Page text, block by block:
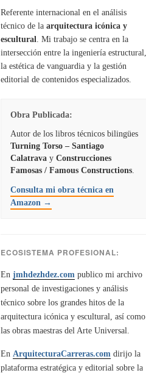
Referente internacional en el análisis
técnico de la arquitectura icónica y
escultural . Mi trabajo se centra en la
intersección entre la ingeniería estructural,
la estética de vanguardia y la gestión
editorial de contenidos especializados.
Obra Publicada:
Autor de los libros técnicos bilingües
Turning Torso – Santiago
Calatrava y Construcciones
Famosas / Famous Constructions
Consulta mi obra técnica en
Amazon →
ECOSISTEMA PROFESIONAL:
En jmhdezhdez.com publico mi archivo
personal de investigaciones y análisis
técnico sobre los grandes hitos de la
arquitectura icónica y escultural, así como
las obras maestras del Arte Universal.
En ArquitecturaCarreras.com dirijo la
plataforma estratégica y editorial sobre la